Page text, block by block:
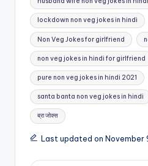
lockdown non veg jokes in hindi
Non Veg Jokes for girlfriend
non veg jokes in hindi for girlfriend
pure non veg jokes in hindi 2021
santa banta non veg jokes in hindi
ब्रा जोक्स
Last updated on November